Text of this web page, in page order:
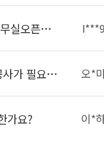
안녕하세요 새로신규사무실오픈준비중인데요 현장방문해서 랜공사 견적가능한가요 랜공사 금액 비용을 알수있을가요 연락주세요~
사무실에 추가로 랜선공사가 필요합니다.연락주세요 오*
가요? 이*